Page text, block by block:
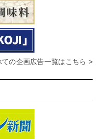
ての企画広告一覧はこちら >